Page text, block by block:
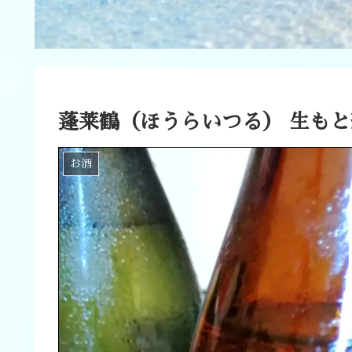
蓬莱鶴（ほうらいつる） 生も
お酒